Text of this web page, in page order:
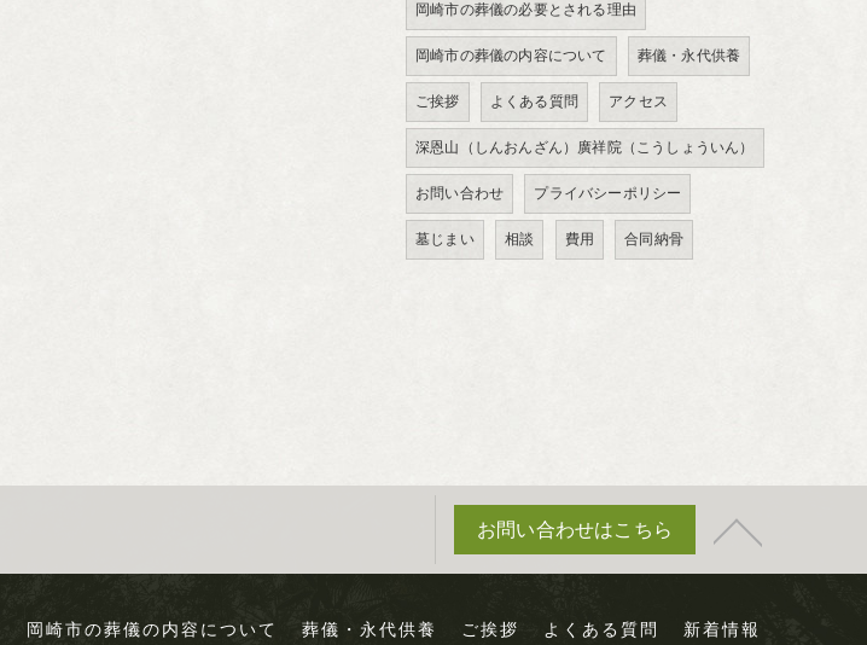
岡崎市の葬儀の必要とされる理由
岡崎市の葬儀の内容について 葬儀・永代供養
ご挨拶 よくある質問 アクセス
深恩山（しんおんざん）廣祥院（こうしょういん）
お問い合わせ プライバシーポリシー
墓じまい 相談 費用 合同納骨
お問い合わせはこちら
岡崎市の葬儀の内容について 葬儀・永代供養 ご挨拶 よくある質問 新着情報